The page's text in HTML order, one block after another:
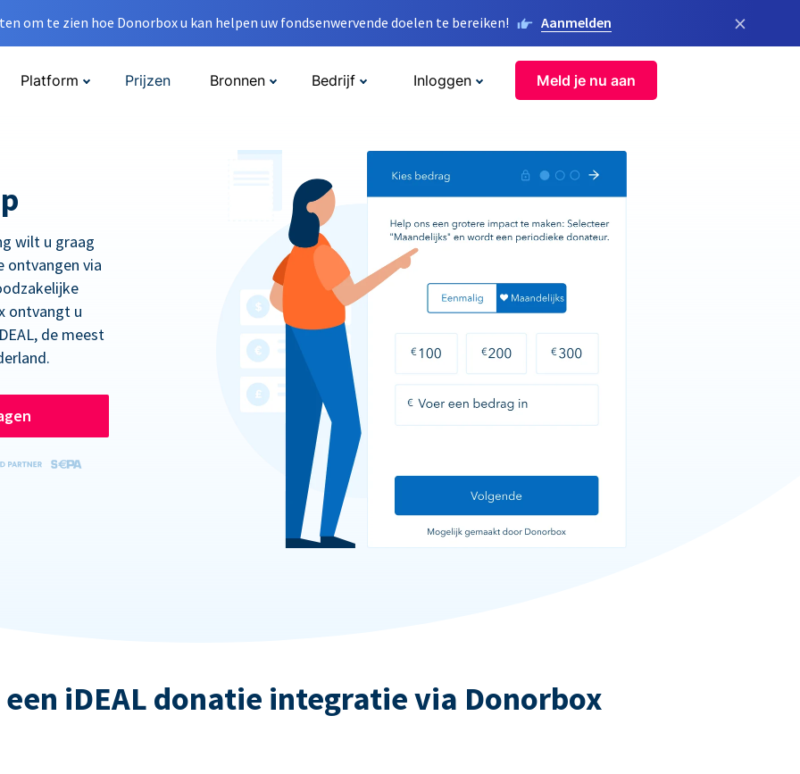
om te zien hoe Donorbox u kan helpen uw fondsenwervende doelen te bereiken! Aanmelden ×
Platform Prijzen Bronnen Bedrijf Inloggen Meld je nu aan
wilt u graag
ontvangen via
ontvangt u
de meest
iDEAL donatie integratie via Donorbox